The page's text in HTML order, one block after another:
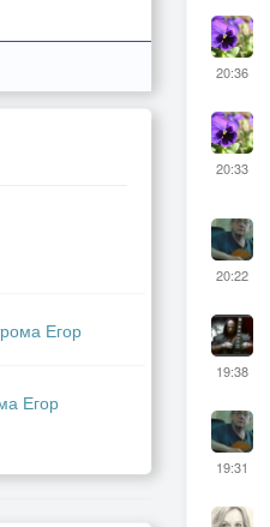
Егор
Егор
20:36
20:33
20:22
19:38
19:31